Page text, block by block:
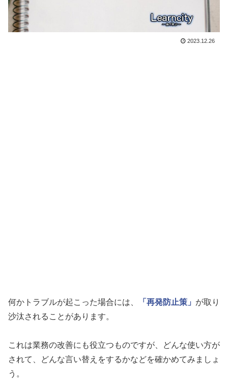
2023.12.26
何かトラブルが起こった場合には、 「再発防止策」 が取り
沙汰されることがあります。
これは業務の改善にも役立つものですが、どんな使い方が
されて、どんな言い替えをするかなどを確かめてみましょ
う。